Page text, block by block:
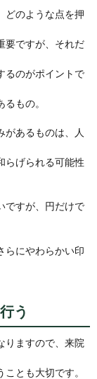
どのような点を押
要ですが、それだ
るのがポイントで
もの。
があるものは、人
らげられる可能性
ですが、円だけで
らにやわらかい印
う
りますので、来院
とも大切です。